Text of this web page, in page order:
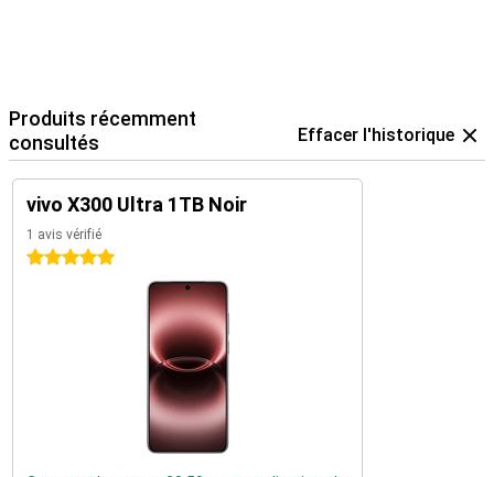
Produits récemment
consultés
Effacer l'historique
vivo X300 Ultra 1TB Noir
1 avis vérifié
5 étoiles